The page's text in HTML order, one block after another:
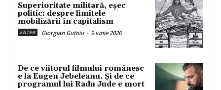
Superioritate militară, eșec
politic: despre limitele
mobilizării în capitalism
ENTER Giorgian Guțoiu - 9 iunie 2026
De ce viitorul filmului românesc
e la Eugen Jebeleanu. Și de ce
programul lui Radu Jude e mort